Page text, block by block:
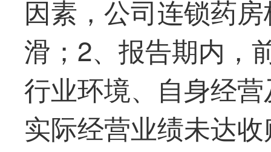
因素，公司连锁药
滑；2、报告期内，
行业环境、自身经
实际经营业绩未达